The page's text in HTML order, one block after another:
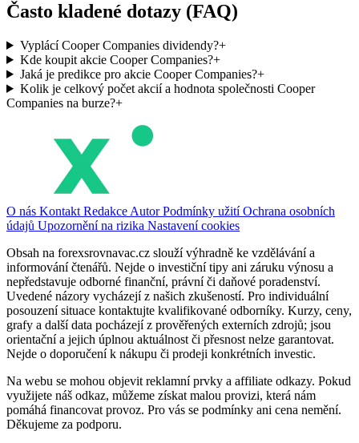
Často kladené dotazy (FAQ)
Vyplácí Cooper Companies dividendy?+
Kde koupit akcie Cooper Companies?+
Jaká je predikce pro akcie Cooper Companies?+
Kolik je celkový počet akcií a hodnota společnosti Cooper
Companies na burze?+
O nás Kontakt Redakce AutorPodmínky užitíOchrana osobních
údajů Upozornění na rizika Nastavení cookies
Obsah na forexsrovnavac.cz slouží výhradně ke vzdělávání a
informování čtenářů. Nejde o investiční tipy ani záruku výnosu a
nepředstavuje odborné finanční, právní či daňové poradenství.
Uvedené názory vycházejí z našich zkušeností. Pro individuální
posouzení situace kontaktujte kvalifikované odborníky. Kurzy, ceny,
grafy a další data pocházejí z prověřených externích zdrojů; jsou
orientační a jejich úplnou aktuálnost či přesnost nelze garantovat.
Nejde o doporučení k nákupu či prodeji konkrétních investic.
Na webu se mohou objevit reklamní prvky a affiliate odkazy. Pokud
využijete náš odkaz, můžeme získat malou provizi, která nám
pomáhá financovat provoz. Pro vás se podmínky ani cena nemění.
Děkujeme za podporu.